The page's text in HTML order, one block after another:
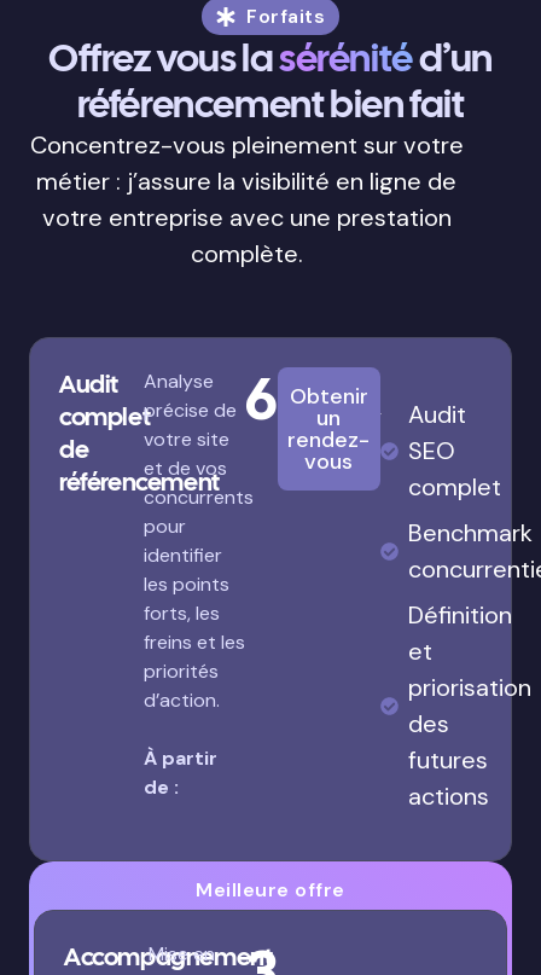
Forfaits
Offrez vous lasérénitéd’un
référencement bien fait
Concentrez-vous pleinement sur votre
métier : j’assure la visibilité en ligne de
votre entreprise avec une prestation
complète.
Audit
complet
de
référencement
Analyse
précise de
votre site
et de vos
concurrents
pour
identifier
les points
forts, les
freins et les
priorités
d’action.
À partir
de :
680€
Obtenir
un
rendez-
vous
Audit
SEO
complet
Benchmark
Définition
et
priorisation
des
futures
actions
Meilleure offre
Accompagnement
Mise en